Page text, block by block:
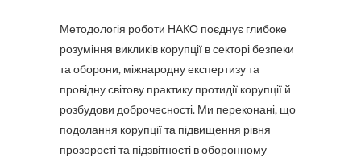
Методологія роботи НАКО поєднує глибоке
розуміння викликів корупції в секторі безпеки
та оборони, міжнародну експертизу та
провідну світову практику протидії корупції й
розбудови доброчесності. Ми переконані, що
подолання корупції та підвищення рівня
прозорості та підзвітності в оборонному